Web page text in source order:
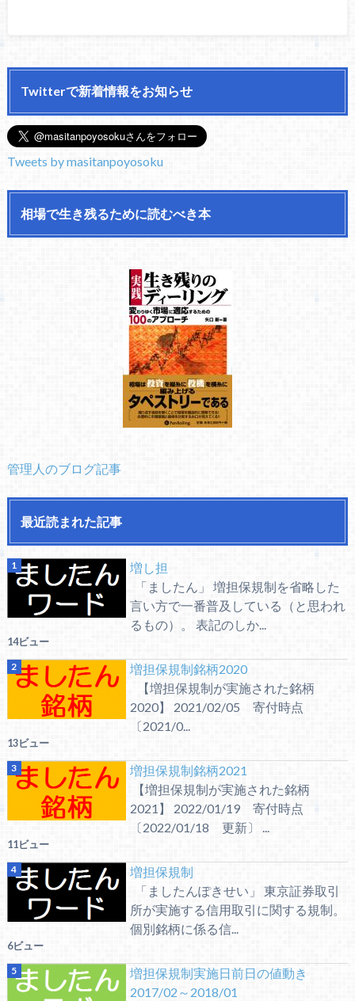
Twitterで新着情報をお知らせ
Tweets by masitanpoyosoku
相場で生き残るために読むべき本
管理人のブログ記事
最近読まれた記事
増し担
「ましたん」 増担保規制を省略した
言い方で一番普及している（と思われ
るもの）。 表記のしか...
14ビュー
増担保規制銘柄2020
【増担保規制が実施された銘柄
2020】 2021/02/05 寄付時点
〔2021/0...
13ビュー
増担保規制銘柄2021
【増担保規制が実施された銘柄
2021】 2022/01/19 寄付時点
〔2022/01/18 更新〕 ...
11ビュー
増担保規制
「ましたんぽきせい」 東京証券取引
所が実施する信用取引に関する規制。
個別銘柄に係る信...
6ビュー
増担保規制実施日前日の値動き
2017/02～2018/01